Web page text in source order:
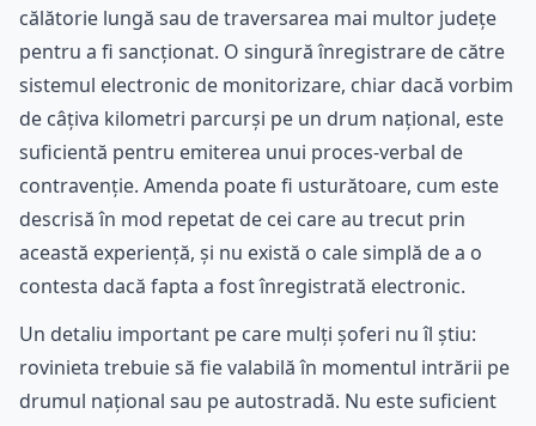
călătorie lungă sau de traversarea mai multor județe
pentru a fi sancționat. O singură înregistrare de către
sistemul electronic de monitorizare, chiar dacă vorbim
de câțiva kilometri parcurși pe un drum național, este
suficientă pentru emiterea unui proces-verbal de
contravenție. Amenda poate fi usturătoare, cum este
descrisă în mod repetat de cei care au trecut prin
această experiență, și nu există o cale simplă de a o
contesta dacă fapta a fost înregistrată electronic.
Un detaliu important pe care mulți șoferi nu îl știu:
rovinieta trebuie să fie valabilă în momentul intrării pe
drumul național sau pe autostradă. Nu este suficient